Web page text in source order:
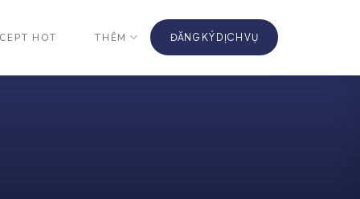
HOT THÊM ĐĂNG KÝ DỊCH VỤ